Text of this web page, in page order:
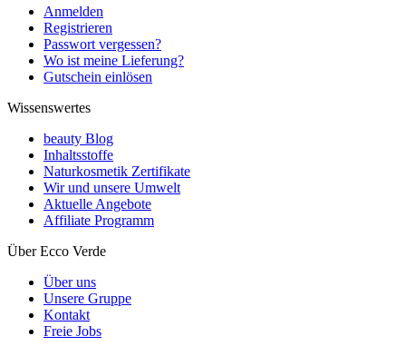
Anmelden
Registrieren
Passwort vergessen?
Wo ist meine Lieferung?
Gutschein einlösen
Wissenswertes
beauty Blog
Inhaltsstoffe
Naturkosmetik Zertifikate
Wir und unsere Umwelt
Aktuelle Angebote
Affiliate Programm
Über Ecco Verde
Über uns
Unsere Gruppe
Kontakt
Freie Jobs